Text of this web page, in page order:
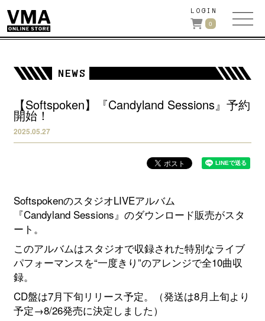
LOGIN
0
NEWS
【Softspoken】『Candyland Sessions』予約
開始！
2025.05.27
SoftspokenのスタジオLIVEアルバム
『Candyland Sessions』のダウンロード販売がスタ
ート。
このアルバムはスタジオで収録された特別なライブ
パフォーマンスを“一度きり”のアレンジで全10曲収
録。
CD盤は7月下旬リリース予定。（発送は8月上旬より
予定→8/26発売に決定しました）